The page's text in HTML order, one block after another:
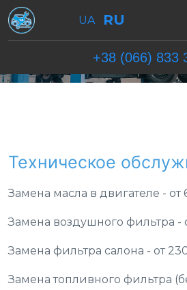
UA RU
+38 (066) 833
Главная /Тех
Техническое
Замена масла в двигателе - от
Замена воздушного фильтра -
Замена фильтра салона - от
Замена топливного фильтра